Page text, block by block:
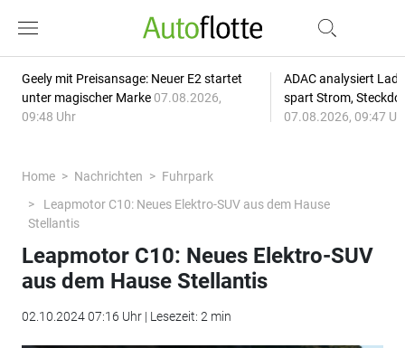
Geely mit Preisansage: Neuer E2 startet
unter magischer Marke 07.08.2026,
09:48 Uhr
ADAC analysiert
spart Strom,
07.08.2026, 09:47
Home Nachrichten
Fuhrpark
Leapmotor C10: Neues Elektro-SUV aus dem Hause
Stellantis
Leapmotor C10: Neues Elektro-SUV
aus dem Hause Stellantis
02.10.2024 07:16 Uhr | Lesezeit: 2 min